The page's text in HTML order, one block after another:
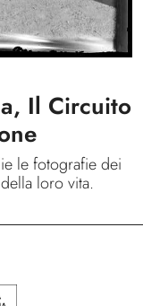
Il Circuito
le fotografie dei
loro vita.